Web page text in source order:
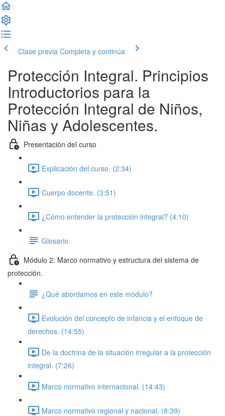
Clase previa Completa y continúa
Protección Integral. Principios
Introductorios para la
Protección Integral de Niños,
Niñas y Adolescentes.
Presentación del curso
Explicación del curso. (2:34)
Cuerpo docente. (3:51)
¿Cómo entender la protección integral? (4:10)
Glosario.
Módulo 2: Marco normativo y estructura del sistema de
protección.
¿Qué abordamos en este módulo?
Evolución del concepto de infancia y el enfoque de
derechos. (14:55)
De la doctrina de la situación irregular a la protección
integral. (7:26)
Marco normativo internacional. (14:43)
Marco normativo regional y nacional. (8:39)